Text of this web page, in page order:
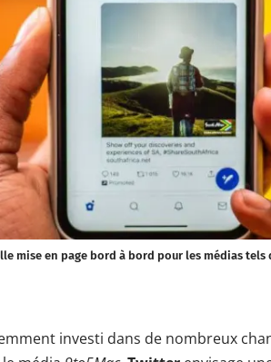
mise en page bord à bord pour les médias
investi dans de nombreux